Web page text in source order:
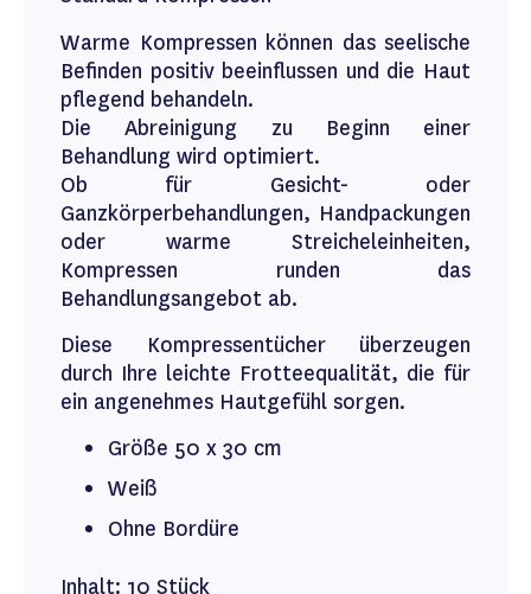
Warme Kompressen können das seelische
Befinden positiv beeinflussen und die Haut
pflegend behandeln.
Die Abreinigung zu Beginn einer
Behandlung wird optimiert.
Ob für Gesicht- oder
Ganzkörperbehandlungen, Handpackungen
oder warme Streicheleinheiten,
Kompressen runden das
Behandlungsangebot ab.
Diese Kompressentücher überzeugen
durch Ihre leichte Frotteequalität, die für
ein angenehmes Hautgefühl sorgen.
Größe 50 x 30 cm
Weiß
Ohne Bordüre
Inhalt: 10 Stück